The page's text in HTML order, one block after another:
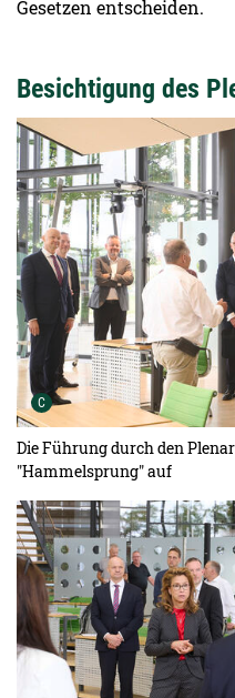
Gesetzen entscheiden.
Besichtigung des
C Urheber der Grafik:
Die Führung durch den
"Hammelsprung" auf